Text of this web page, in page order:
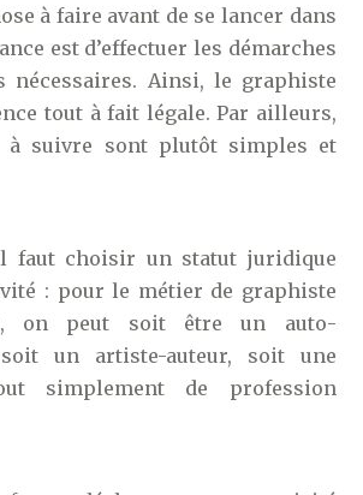
à faire avant de se lancer dans
est d’effectuer les démarches
nécessaires. Ainsi, le graphiste
tout à fait légale. Par ailleurs,
à suivre sont plutôt simples et
il faut choisir un statut juridique
: pour le métier de graphiste
on peut soit être un auto-
soit un artiste-auteur, soit une
simplement de profession